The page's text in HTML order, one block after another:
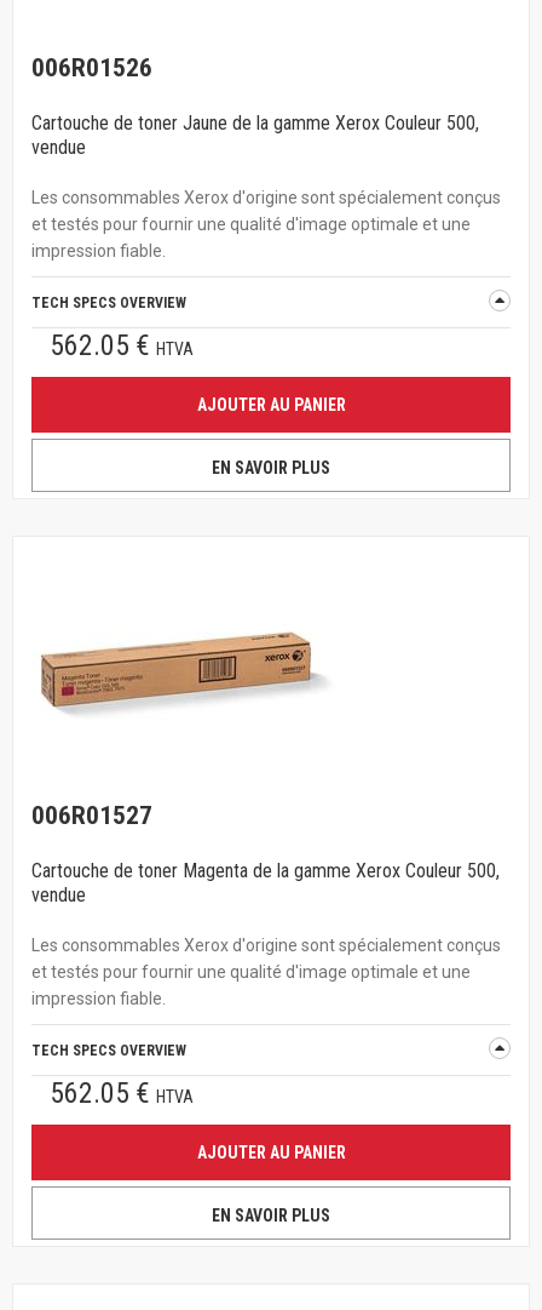
006R01526
Cartouche de toner Jaune de la gamme Xerox Couleur 500,
vendue
Les consommables Xerox d'origine sont spécialement conçus
et testés pour fournir une qualité d'image optimale et une
impression fiable.
TECH SPECS OVERVIEW
562.05 € HTVA
AJOUTER AU PANIER
EN SAVOIR PLUS
006R01527
Cartouche de toner Magenta de la gamme Xerox Couleur 500,
vendue
Les consommables Xerox d'origine sont spécialement conçus
et testés pour fournir une qualité d'image optimale et une
impression fiable.
TECH SPECS OVERVIEW
562.05 € HTVA
AJOUTER AU PANIER
EN SAVOIR PLUS